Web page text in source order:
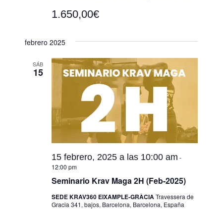
1.650,00€
febrero 2025
SÁB
15
Seminario Krav Maga 2H (Feb-2025)
15 febrero, 2025 a las 10:00 am -
12:00 pm
SEDE KRAV360 EIXAMPLE-GRÀCIATravessera de
Gracia 341, bajos, Barcelona, Barcelona, España